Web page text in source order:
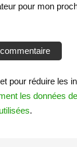
pour mon
pour réduire les
les données
.